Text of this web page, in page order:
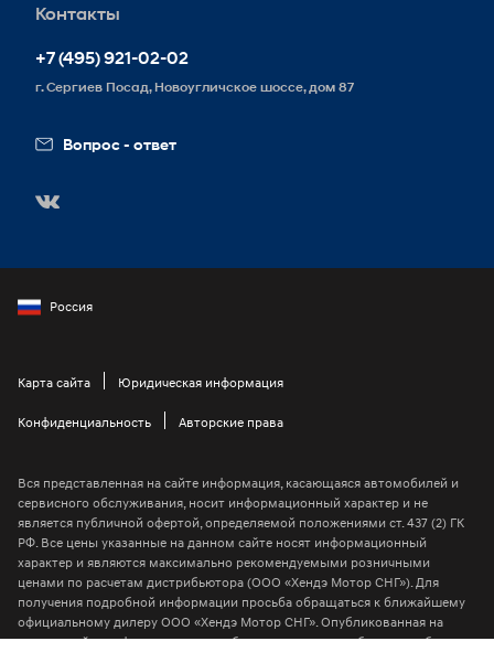
Контакты
Реквизиты
Схема проезда
Контакты
+7 (495) 921-02-02
г. Сергиев Посад, Новоугличское шоссе, дом 87
Вопрос - ответ
Россия
Карта сайта Юридическая информация
Конфиденциальность Авторские права
Вся представленная на сайте информация, касающаяся автомобилей и
сервисного обслуживания, носит информационный характер и не
является публичной офертой, определяемой положениями ст. 437 (2) ГК
РФ. Все цены указанные на данном сайте носят информационный
характер и являются максимально рекомендуемыми розничными
ценами по расчетам дистрибьютора (ООО «Хендэ Мотор СНГ»). Для
получения подробной информации просьба обращаться к ближайшему
официальному дилеру ООО «Хендэ Мотор СНГ». Опубликованная на
данном сайте информация может быть изменена в любое время без